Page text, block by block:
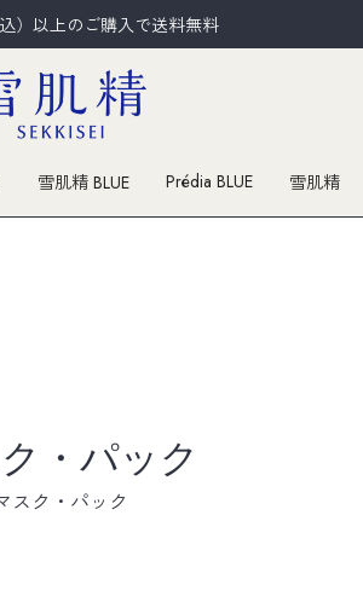
）以上のご購入で送料無料
雪肌精 BLUE Prédia BLUE 雪肌精
・パック
スク・パック